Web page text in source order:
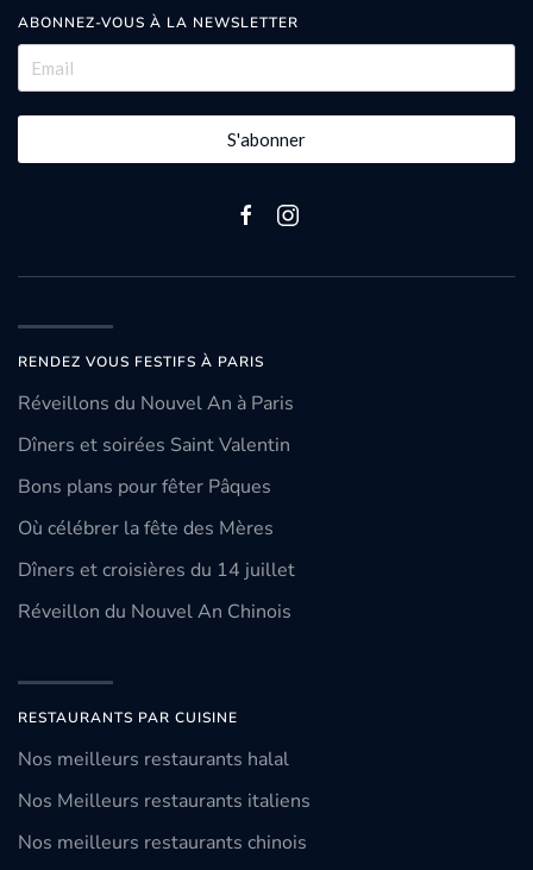
ABONNEZ-VOUS À LA NEWSLETTER
S'abonner
RENDEZ VOUS FESTIFS À PARIS
Réveillons du Nouvel An à Paris
Dîners et soirées Saint Valentin
Bons plans pour fêter Pâques
Où célébrer la fête des Mères
Dîners et croisières du 14 juillet
Réveillon du Nouvel An Chinois
RESTAURANTS PAR CUISINE
Nos meilleurs restaurants halal
Nos Meilleurs restaurants italiens
Nos meilleurs restaurants chinois